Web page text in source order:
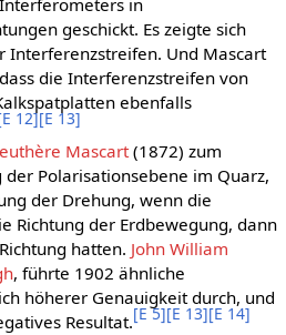
in
geschickt. Es zeigte sich
Interferenzstreifen. Und Mascart
die Interferenzstreifen von
ebenfalls
E 12][E 13]
Mascart(1872) zum
Polarisationsebene im Quarz,
der Drehung, wenn die
Richtung der Erdbewegung, dann
hatten. John William
, führte 1902 ähnliche
höherer Genauigkeit durch, und
Resultat.[E 5][E 13][E 14]